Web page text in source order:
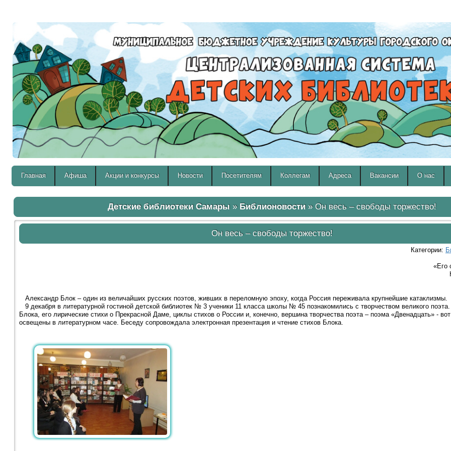
Главная Афиша Акции и конкурсы Новости Посетителям Коллегам Адреса Вакансии О нас
Детские библиотеки Самары» Библионовости» Он весь – свободы торжество!
Он весь – свободы торжество!
Категории:
«Его
Александр Блок – один из величайших русских поэтов, живших в переломную эпоху, когда Россия переживала крупнейшие катаклизмы.
9 декабря в литературной гостиной детской библиотек № 3 ученики 11 класса школы № 45 познакомились с творчеством великого
Блока, его лирические стихи о Прекрасной Даме, циклы стихов о России и, конечно, вершина творчества поэта – поэма «Двенадцать» -
освещены в литературном часе. Беседу сопровождала электронная презентация и чтение стихов Блока.